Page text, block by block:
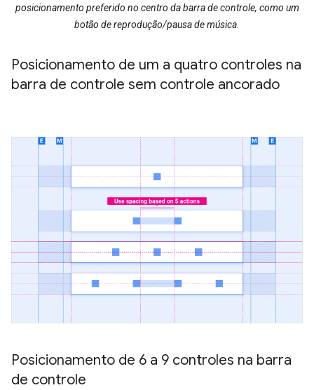
posicionamento preferido no centro da barra de controle, como um
botão de reprodução/pausa de música.
Posicionamento de um a quatro controles na
barra de controle sem controle ancorado
Posicionamento de 6 a 9 controles na barra
de controle